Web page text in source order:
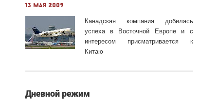
13 мая 2009
Канадская компания добилась
успеха в Восточной Европе и с
интересом присматривается к
Китаю
Дневной режим